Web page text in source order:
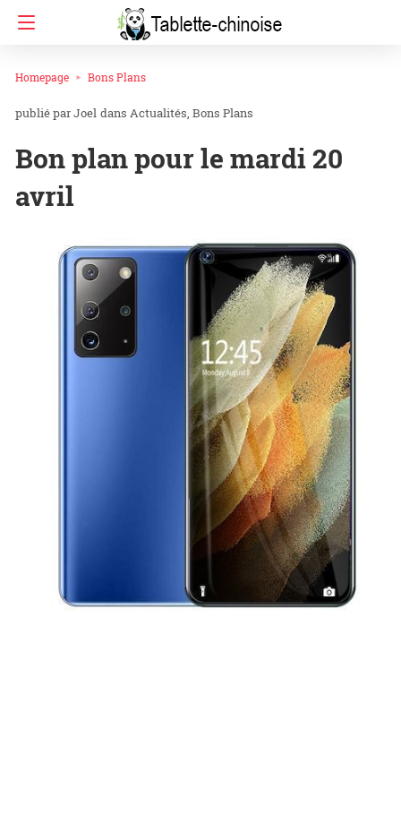
Homepage Bons Plans
Joel dans Actualités Bons Plans
Bon plan pour le mardi 20
avril